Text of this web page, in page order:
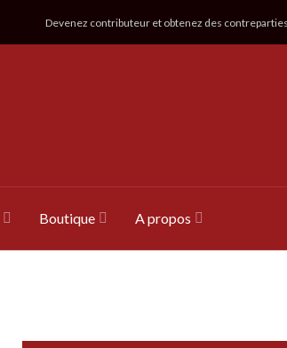
Devenez contributeur et obtenez des
Boutique A propos